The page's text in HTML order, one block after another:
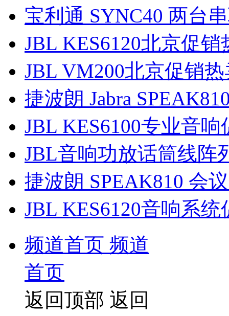
宝利通 SYNC40 两台
JBL KES6120北京促销
JBL VM200北京促销
捷波朗 Jabra
JBL KES6100专业音
JBL音响功放话筒线阵
捷波朗 SPEAK810 会
JBL KES6120音响系
频道首页 频道
首页
返回顶部 返回